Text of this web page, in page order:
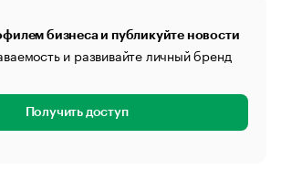
бизнеса и публикуйте новости
и развивайте личный бренд
Получить доступ